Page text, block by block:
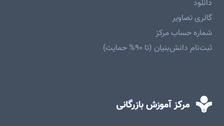
دانلود
گالری تصاویر
شماره حساب مرکز
ثبت‌نام دانش‌بنیان (تا ۹۰% حمایت)